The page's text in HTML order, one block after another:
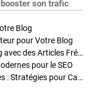
son trafic
Blog
pour Votre Blog
Stratégies de Publication : Boostez Votre Blog avec des Articles Fréquents et Exclusifs
pour le SEO
Enrichir Vos Articles avec des Contenus Riches : Stratégies pour Captiver et Optimiser